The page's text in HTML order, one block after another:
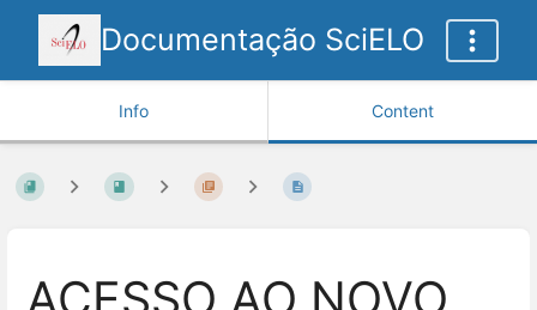
Documentação SciELO
Info Content